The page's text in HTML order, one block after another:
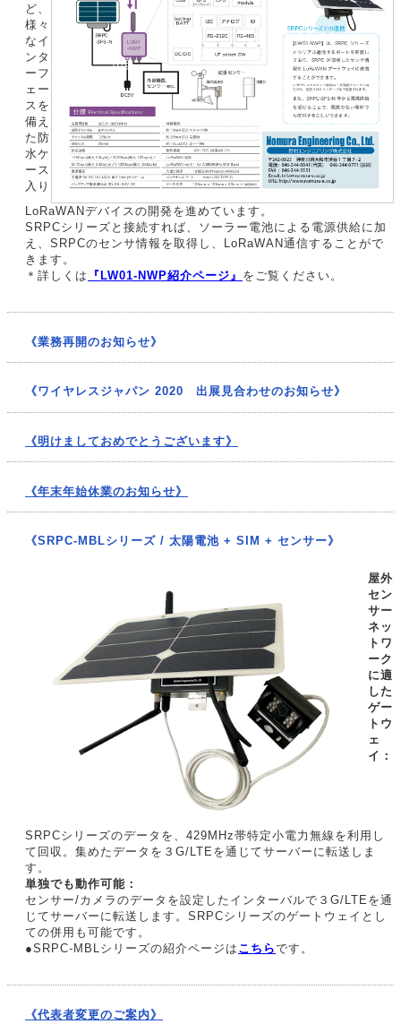
ど、
様々
なイ
ンタ
ーフ
ェー
スを
備え
た防
水ケ
ース
入り
LoRaWANデバイスの開発を進めています。
SRPCシリーズと接続すれば、ソーラー電池による電源供給に加
え、SRPCのセンサ情報を取得し、LoRaWAN通信することがで
きます。
＊詳しくは
『LW01-NWP紹介ページ』 をご覧ください。
《業務再開のお知らせ》
《ワイヤレスジャパン 2020 出展見合わせのお知らせ》
《明けましておめでとうございます》
《年末年始休業のお知らせ》
《SRPC-MBLシリーズ / 太陽電池 + SIM + センサー》
屋外
セン
サー
ネッ
トワ
ーク
に適
した
ゲー
トウ
ェ
イ：
SRPCシリーズのデータを、429MHz帯特定小電力無線を利用し
て回収。集めたデータを３G/LTEを通じてサーバーに転送しま
す。
単独でも動作可能：
センサー/カメラのデータを設定したインターバルで３G/LTEを通
じてサーバーに転送します。SRPCシリーズのゲートウェイとし
ての併用も可能です。
●SRPC-MBLシリーズの紹介ページは こちらです。
《代表者変更のご案内》